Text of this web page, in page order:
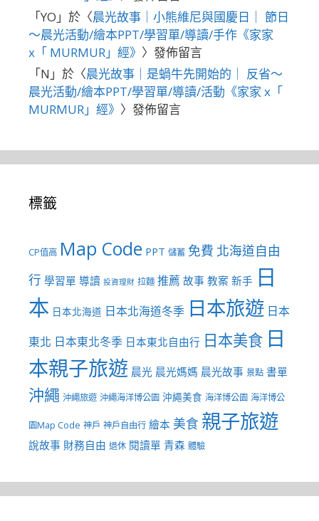
「YO 」於〈晨光故事｜小熊維尼與國慶日｜ 節日
～晨光活動/繪本PPT/學習單/導讀/手作《家家
x「 MURMUR」經》 〉發佈留言
「N 」於〈晨光故事｜是蝸牛先開始的｜ 反省～
晨光活動/繪本PPT/學習單/導讀/活動《家家 x「
MURMUR」經》 〉發佈留言
標籤
CP值高 Map Code PPT 儲蓄 免費 北海道自由
行 學習單 導讀 投資理財 拉麵 推薦 故事 教案 新手 日
本 日本北海道 日本北海道冬季 日本旅遊 日本
東北 日本東北冬季 日本東北自由行 日本美食 日
本親子旅遊 晨光 晨光媽媽 晨光故事 景點 書單
沖繩 沖繩旅遊 沖繩海洋博公園 沖繩美食 海洋博公園 海洋博公
園Map Code 神戶 神戶自由行 繪本 美食 親子旅遊
說故事 財務自由 退休 閱讀單 青森 體驗